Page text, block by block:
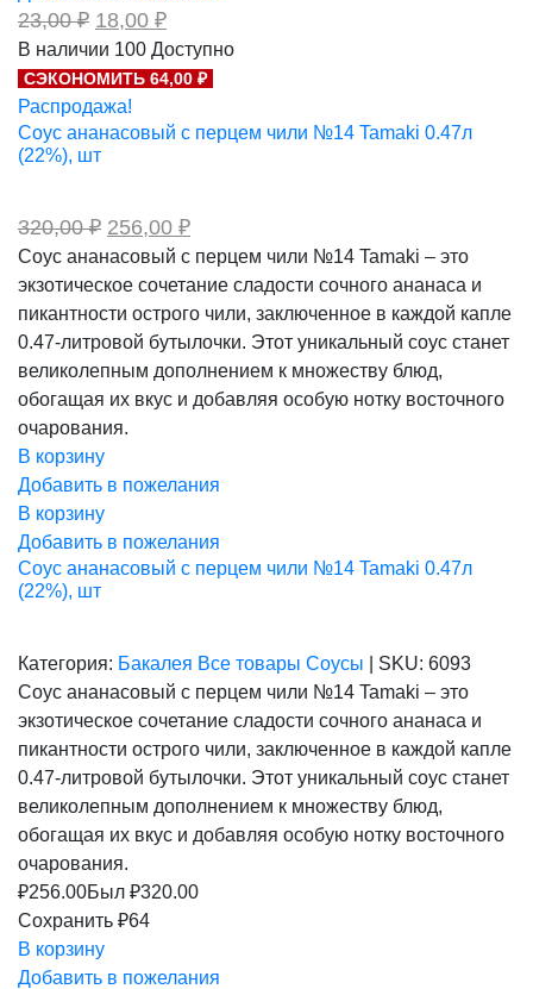
23,00₽ Первоначальная
цена
составляла
23,00 ₽.
18,00 ₽Текущая
18,00 ₽.
В наличии 100 Доступно
СЭКОНОМИТЬ 64,00 ₽
Распродажа!
Соус ананасовый с перцем чили №14 Tamaki 0.47л
(22%), шт
320,00₽ Первоначальная
составляла
320,00 ₽.
256,00 ₽Текущая
256,00 ₽.
Соус ананасовый с перцем чили №14 Tamaki – это
экзотическое сочетание сладости сочного ананаса и
пикантности острого чили, заключенное в каждой капле
0.47-литровой бутылочки. Этот уникальный соус станет
великолепным дополнением к множеству блюд,
обогащая их вкус и добавляя особую нотку восточного
очарования.
В корзину
Добавить в пожелания
В корзину
Добавить в пожелания
Соус ананасовый с перцем чили №14 Tamaki 0.47л
(22%), шт
Категория: Бакалея Все товары Соусы SKU: 6093
Соус ананасовый с перцем чили №14 Tamaki – это
экзотическое сочетание сладости сочного ананаса и
пикантности острого чили, заключенное в каждой капле
0.47-литровой бутылочки. Этот уникальный соус станет
великолепным дополнением к множеству блюд,
обогащая их вкус и добавляя особую нотку восточного
очарования.
₽256.00Был ₽320.00
Сохранить ₽64
В корзину
Добавить в пожелания